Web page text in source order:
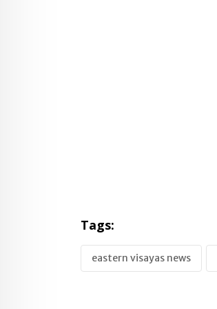
Tags:
eastern visayas news